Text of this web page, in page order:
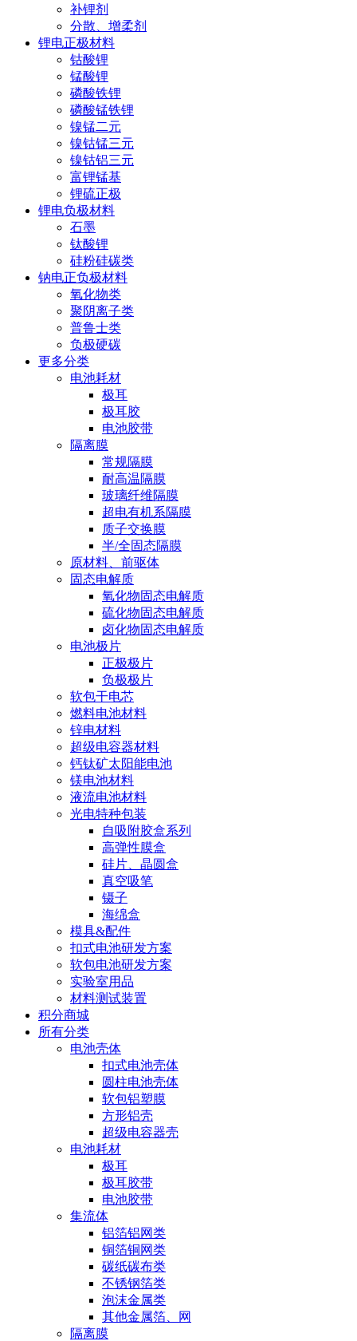
补锂剂
分散、增柔剂
锂电正极材料
钴酸锂
锰酸锂
磷酸铁锂
磷酸锰铁锂
镍锰二元
镍钴锰三元
镍钴铝三元
富锂锰基
锂硫正极
锂电负极材料
石墨
钛酸锂
硅粉硅碳类
钠电正负极材料
氧化物类
聚阴离子类
普鲁士类
负极硬碳
更多分类
电池耗材
极耳
极耳胶
电池胶带
隔离膜
常规隔膜
耐高温隔膜
玻璃纤维隔膜
超电有机系隔膜
质子交换膜
半/全固态隔膜
原材料、前驱体
固态电解质
氧化物固态电解质
硫化物固态电解质
卤化物固态电解质
电池极片
正极极片
负极极片
软包干电芯
燃料电池材料
锌电材料
超级电容器材料
钙钛矿太阳能电池
镁电池材料
液流电池材料
光电特种包装
自吸附胶盒系列
高弹性膜盒
硅片、晶圆盒
真空吸笔
镊子
海绵盒
模具&配件
扣式电池研发方案
软包电池研发方案
实验室用品
材料测试装置
积分商城
所有分类
电池壳体
扣式电池壳体
圆柱电池壳体
软包铝塑膜
方形铝壳
超级电容器壳
电池耗材
极耳
极耳胶带
电池胶带
集流体
铝箔铝网类
铜箔铜网类
碳纸碳布类
不锈钢箔类
泡沫金属类
其他金属箔、网
隔离膜